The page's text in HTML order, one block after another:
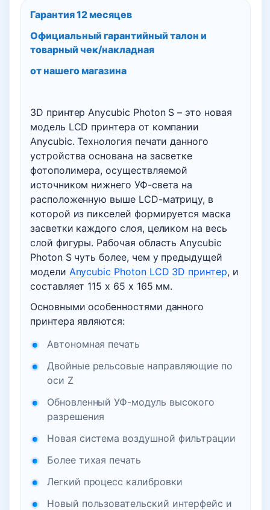
Гарантия 12 месяцев
Официальный гарантийный талон и
товарный чек/накладная
от нашего магазина
3D принтер Anycubic Photon S – это новая
модель LCD принтера от компании
Anycubic. Технология печати данного
устройства основана на засветке
фотополимера, осуществляемой
источником нижнего УФ-света на
расположенную выше LCD-матрицу, в
которой из пикселей формируется маска
засветки каждого слоя, целиком на весь
слой фигуры. Рабочая область Anycubic
Photon S чуть более, чем у предыдущей
модели Anycubic Photon LCD 3D принтер, и
составляет 115 х 65 х 165 мм.
Основными особенностями данного
принтера являются:
Автономная печать
Двойные рельсовые направляющие по
оси Z
Обновленный УФ-модуль высокого
разрешения
Новая система воздушной фильтрации
Более тихая печать
Легкий процесс калибровки
Новый пользовательский интерфейс и